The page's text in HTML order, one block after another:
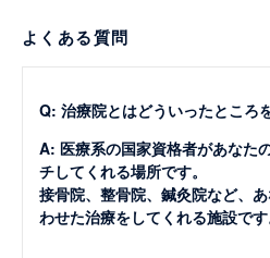
よくある質問
Q: 治療院とはどういったところ
A: 医療系の国家資格者があなた
チしてくれる場所です。
接骨院、整骨院、鍼灸院など、
わせた治療をしてくれる施設です